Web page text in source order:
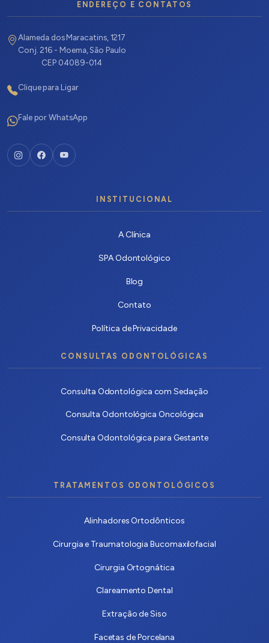
ENDEREÇO E CONTATOS
Alameda dos Maracatins, 1217
Conj. 216 - Moema, São Paulo
CEP 04089-014
Clique para Ligar
Fale por WhatsApp
INSTITUCIONAL
A Clínica
SPA Odontológico
Blog
Contato
Política de Privacidade
CONSULTAS ODONTOLÓGICAS
Consulta Odontológica com Sedação
Consulta Odontológica Oncológica
Consulta Odontológica para Gestante
TRATAMENTOS ODONTOLÓGICOS
Alinhadores Ortodônticos
Cirurgia e Traumatologia Bucomaxilofacial
Cirurgia Ortognática
Clareamento Dental
Extração de Siso
Facetas de Porcelana